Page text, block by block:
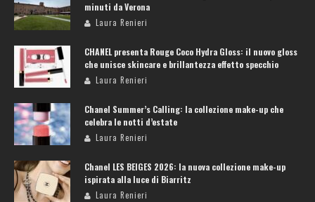
minuti da Verona
Laura Renieri
CHANEL presenta Rouge Coco Hydra Gloss: il nuovo gloss
che unisce skincare e brillantezza effetto specchio
Laura Renieri
Chanel Summer’s Calling: la collezione make-up che
celebra le notti d’estate
Laura Renieri
Chanel LES BEIGES 2026: la nuova collezione make-up
ispirata alla luce di Biarritz
Laura Renieri